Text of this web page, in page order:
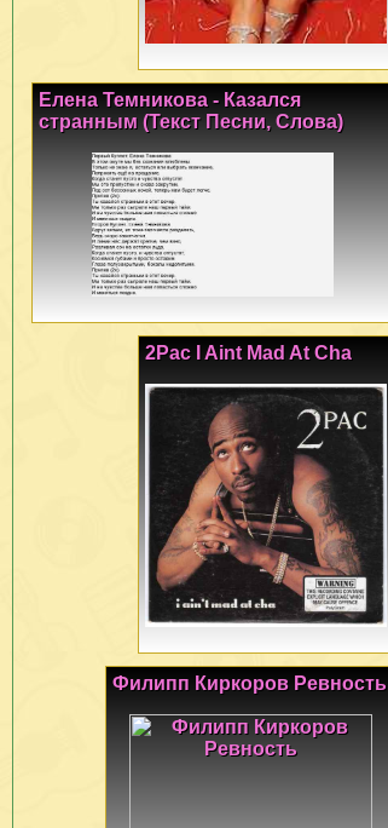
Елена Темникова - Казался
странным (Текст Песни, Слова)
2Pac I Aint Mad At Cha
Филипп Киркоров Ревность